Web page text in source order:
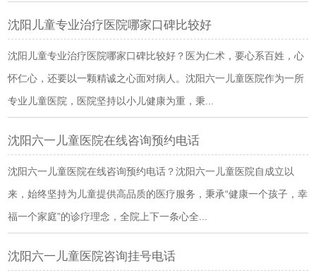
沈阳儿童专业治疗医院哪家口碑比较好
沈阳儿童专业治疗医院哪家口碑比较好？医为仁术，要心系百姓，心
怀仁心，还要以一颗精诚之心面对病人。沈阳六一儿童医院作为一所
专业儿童医院，医院坚持以小儿健康为重，秉...
沈阳六一儿童医院在线咨询预约电话
沈阳六一儿童医院在线咨询预约电话？沈阳六一儿童医院自成立以
来，始终坚持为儿童提供高品质的医疗服务，秉承“健康一个孩子，幸
福一个家庭”的诊疗理念，全院上下一条心全...
沈阳六一儿童医院咨询挂号电话